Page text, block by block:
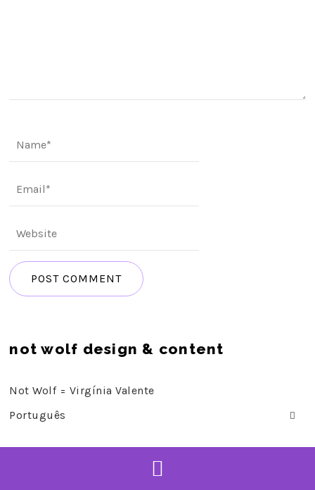
not wolf design & content
Not Wolf = Virgínia Valente
Português